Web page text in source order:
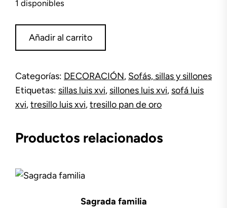
1 disponibles
de
oro
cantidad
Añadir al carrito
Categorías: DECORACIÓN, Sofás, sillas y sillones
Etiquetas: sillas luis xvi, sillones luis xvi, sofá luis
xvi,tresillo luis xvi,tresillo pan de oro
Productos relacionados
Sagrada familia